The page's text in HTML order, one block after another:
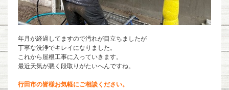
年月が経過してますので汚れが目立ちましたが
丁寧な洗浄でキレイになりました。
これから屋根工事に入っていきます。
最近天気が悪く段取りがたいへんですね。
行田市の皆様お気軽にご相談ください。